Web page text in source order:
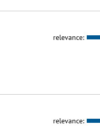
relevance:
relevance: